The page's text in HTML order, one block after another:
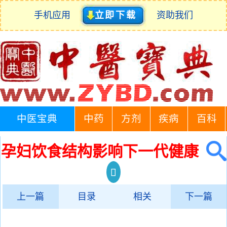
手机应用 立即下载 资助我们
中医宝典 中药 方剂 疾病 百科
孕妇饮食结构影响下一代健康
上一篇 目录 相关 下一篇